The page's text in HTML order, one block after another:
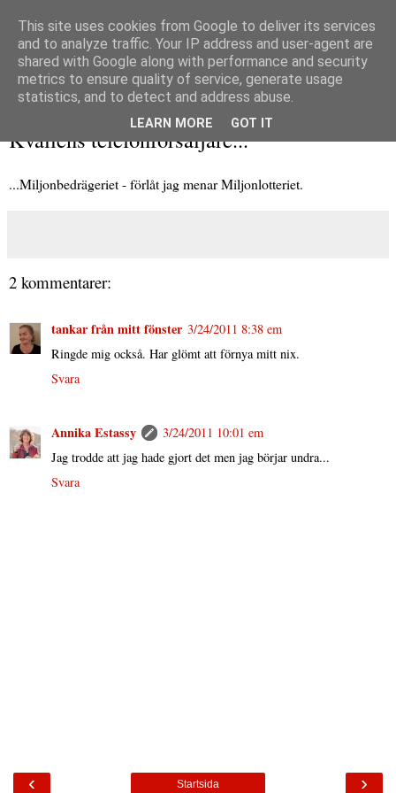
Kvällens telefonförsäljare...
...Miljonbedrägeriet - förlåt jag menar Miljonlotteriet.
2 kommentarer:
tankar från mitt fönster 3/24/2011 8:38 em
Ringde mig också. Har glömt att förnya mitt nix.
Svara
Annika Estassy
3/24/2011 10:01 em
Jag trodde att jag hade gjort det men jag börjar undra...
Svara
‹ ›
Startsida
This site uses cookies from Google to deliver its services
and to analyze traffic. Your IP address and user-agent are
shared with Google along with performance and security
metrics to ensure quality of service, generate usage
statistics, and to detect and address abuse.
LEARN MORE GOT IT